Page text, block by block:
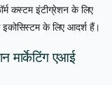
कस्टम इंटीग्रेशन के लिए
के लिए आदर्श हैं।
मार्केटिंग एआई